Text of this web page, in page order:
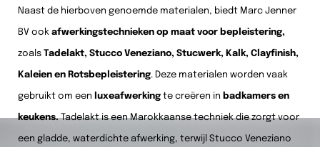
Naast de hierboven genoemde materialen, biedt Marc Jenner
BV ook afwerkingstechnieken op maat voor bepleistering,
zoals Tadelakt, Stucco Veneziano, Stucwerk, Kalk, Clayfinish,
Kaleien en Rotsbepleistering. Deze materialen worden vaak
gebruikt om een luxeafwerking te creëren in badkamers en
keukens.Tadelakt is een Marokkaanse techniek die zorgt voor
een gladde, waterdichte afwerking, terwijl Stucco Veneziano